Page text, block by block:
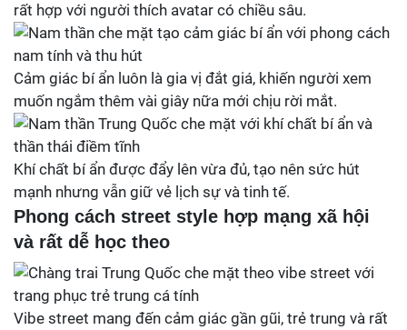
rất hợp với người thích avatar có chiều sâu.
Cảm giác bí ẩn luôn là gia vị đắt giá, khiến người xem
muốn ngắm thêm vài giây nữa mới chịu rời mắt.
Khí chất bí ẩn được đẩy lên vừa đủ, tạo nên sức hút
mạnh nhưng vẫn giữ vẻ lịch sự và tinh tế.
Phong cách street style hợp mạng xã hội
và rất dễ học theo
Vibe street mang đến cảm giác gần gũi, trẻ trung và rất